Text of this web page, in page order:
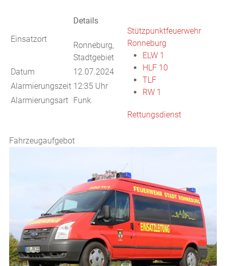
Einsatzort
Details
Ronneburg,
Stadtgebiet
Datum
12.07.2024
Alarmierungszeit 12:35 Uhr
Alarmierungsart Funk
Stützpunktfeuerwehr
Ronneburg
ELW 1
HLF 10
TLF
RW 1
Rettungsdienst
Fahrzeugaufgebot